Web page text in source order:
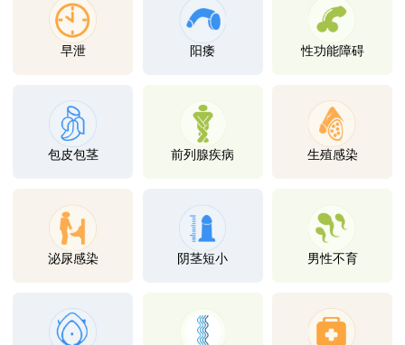
早泄 阳痿 性功能障碍
包皮包茎 前列腺疾病 生殖感染
泌尿感染 阴茎短小 男性不育